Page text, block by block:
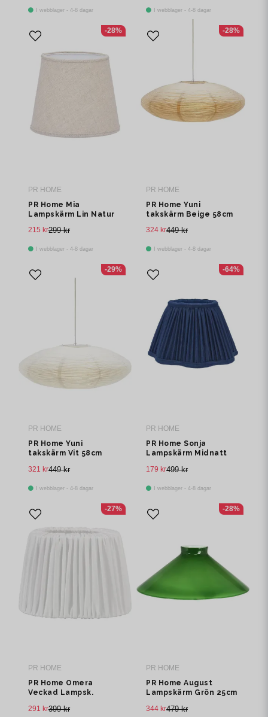
I webblager - 4-8 dagar I webblager - 4-8 dagar
PR HOME
PR Home Mia
Lampskärm Lin Natur
299 kr
215 kr
I webblager - 4-8 dagar
-28%
PR HOME
PR Home Yuni
takskärm Beige 58cm
449 kr
324 kr
I webblager - 4-8 dagar
-28%
PR HOME
PR Home Yuni
takskärm Vit 58cm
449 kr
321 kr
I webblager - 4-8 dagar
-29%
PR HOME
PR Home Sonja
Lampskärm Midnatt
499 kr
179 kr
I webblager - 4-8 dagar
-64%
PR HOME
PR Home Omera
Veckad Lampsk.
399 kr
291 kr
-27%
PR HOME
PR Home August
Lampskärm Grön 25cm
479 kr
344 kr
-28%